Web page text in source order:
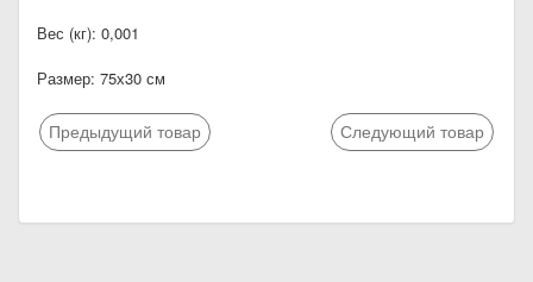
Вес (кг): 0,001
Размер: 75х30 см
Предыдущий товар Следующий товар